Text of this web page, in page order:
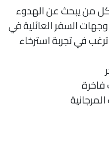
من يبحث عن الهدوء
السفر العائلية في
في تجربة استرخاء